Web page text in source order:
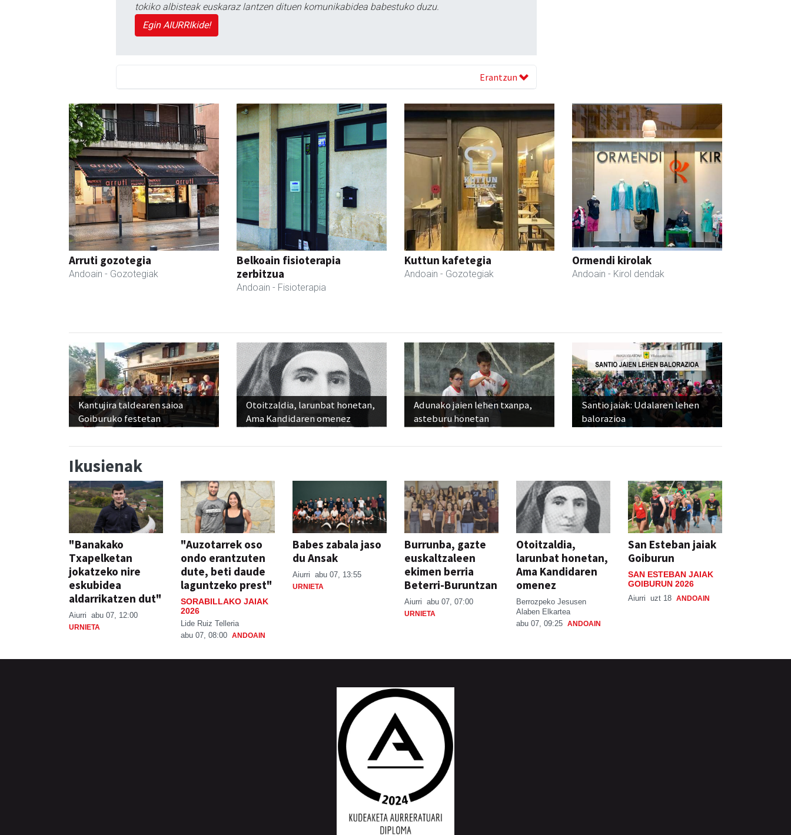
tokiko albisteak euskaraz lantzen dituen komunikabidea babestuko duzu.
Egin AIURRIkide!
Erantzun
Arruti gozotegia
Andoain - Gozotegiak
Belkoain fisioterapia
zerbitzua
Andoain - Fisioterapia
Kuttun kafetegia
Andoain - Gozotegiak
Ormendi kirolak
Andoain - Kirol dendak
Kantujira taldearen saioa
Goiburuko festetan
Otoitzaldia, larunbat honetan,
Ama Kandidaren omenez
Adunako jaien lehen txanpa,
asteburu honetan
Santio jaiak: Udalaren lehen
balorazioa
Ikusienak
"Banakako
Txapelketan
jokatzeko nire
eskubidea
aldarrikatzen dut"
Aiurri abu 07, 12:00
URNIETA
"Auzotarrek oso
ondo erantzuten
dute, beti daude
laguntzeko prest"
SORABILLAKO JAIAK
2026
Lide Ruiz Telleria
abu 07, 08:00 ANDOAIN
Babes zabala jaso
du Ansak
Aiurri abu 07, 13:55
URNIETA
Burrunba, gazte
euskaltzaleen
ekimen berria
Beterri-Buruntzan
Aiurri abu 07, 07:00
URNIETA
Otoitzaldia,
larunbat honetan,
Ama Kandidaren
omenez
Berrozpeko Jesusen
Alaben Elkartea
abu 07, 09:25 ANDOAIN
San Esteban jaiak
Goiburun
SAN ESTEBAN JAIAK
GOIBURUN 2026
Aiurri uzt 18 ANDOAIN